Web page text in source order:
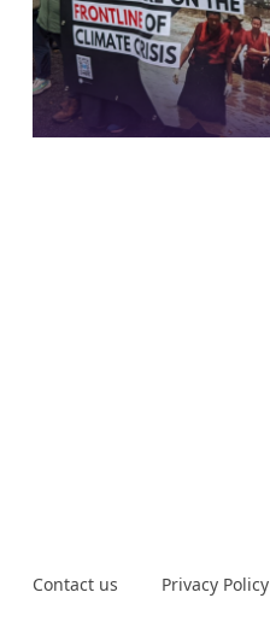
Contact us Privacy Policy